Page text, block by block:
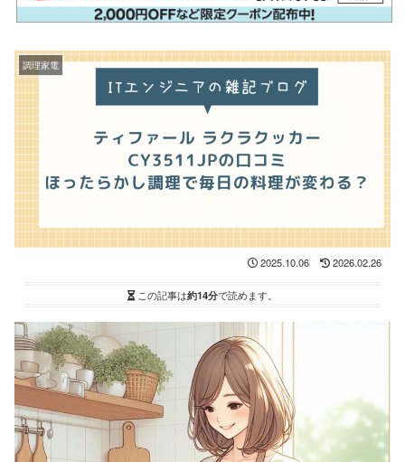
調理家電
2025.10.06 2026.02.26
この記事は約14分で読めます。